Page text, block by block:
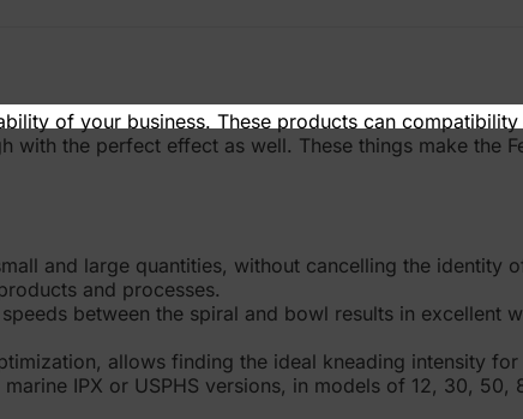
of your business. These products can
the perfect effect as well. These things make the
and large quantities, without cancelling the identity
and processes.
between the spiral and bowl results in excellent
allows finding the ideal kneading intensity
IPX or USPHS versions, in models of 12, 30, 50,